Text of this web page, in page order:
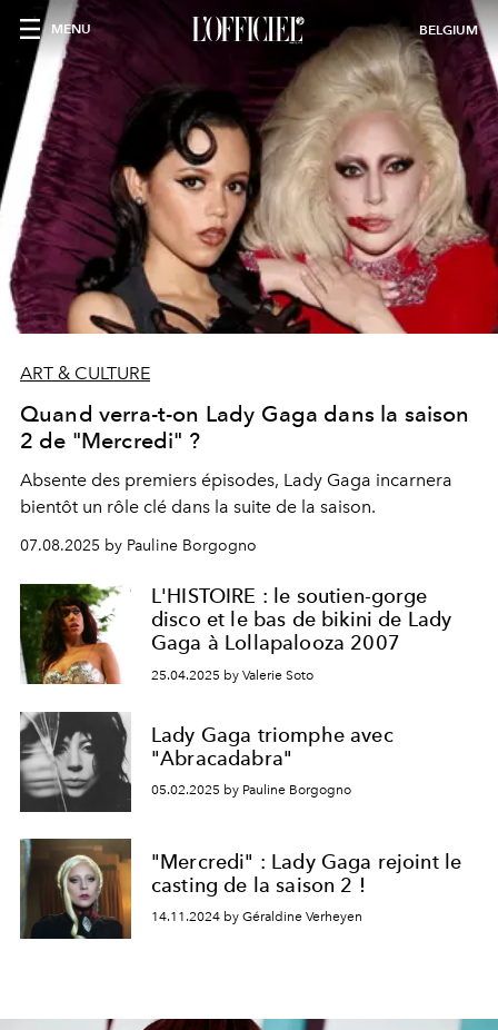
MENU BELGIUM
ART & CULTURE
Quand verra-t-on Lady Gaga dans la saison
2 de "Mercredi" ?
Absente des premiers épisodes, Lady Gaga incarnera
bientôt un rôle clé dans la suite de la saison.
07.08.2025 by Pauline Borgogno
L'HISTOIRE : le soutien-gorge
disco et le bas de bikini de Lady
Gaga à Lollapalooza 2007
25.04.2025 by Valerie Soto
Lady Gaga triomphe avec
"Abracadabra"
05.02.2025 by Pauline Borgogno
"Mercredi" : Lady Gaga rejoint le
casting de la saison 2 !
14.11.2024 by Géraldine Verheyen